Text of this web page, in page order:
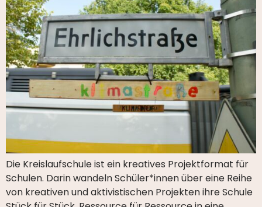
Die Kreislaufschule ist ein kreatives Projektformat für
Schulen. Darin wandeln Schüler*innen über eine Reihe
von kreativen und aktivistischen Projekten ihre Schule